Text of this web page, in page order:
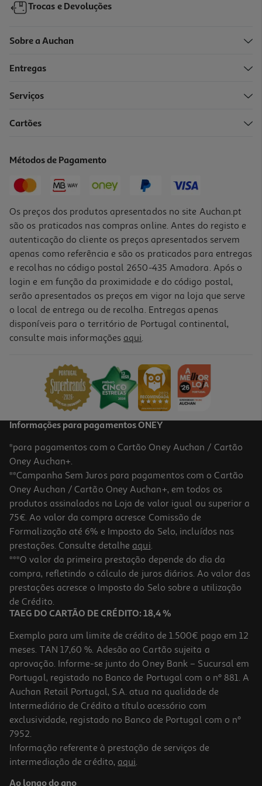
-25%
Price reduced from
23,00 €to
Promoção
-11%
Sérum Capilar Real Natura Pro-Lisos Anti Frizz 50ml
Price reduced from
-25%
Condicionador Soflow Nutrit Cab Encaracolado 400ml
12.73 €/Lt
Price reduced from
6,79 €to
5,09 €
Promoção
-25%
Condicionador Soflow Baixa Porosidade- Volume 400ml
Trocas e Devoluções
Sobre a Auchan
Entregas
Serviços
Cartões
Métodos de Pagamento
Os preços dos produtos apresentados no site Auchan.pt
são os praticados nas compras online. Antes do registo e
autenticação do cliente os preços apresentados servem
apenas como referência e são os praticados para entregas
e recolhas no código postal 2650-435 Amadora. Após o
login e em função da proximidade e do código postal,
serão apresentados os preços em vigor na loja que serve
o local de entrega ou de recolha. Entregas apenas
disponíveis para o território de Portugal continental,
consulte mais informações aqui.
Informações para pagamentos ONEY
*para pagamentos com o Cartão Oney Auchan / Cartão
Oney Auchan+.
**Campanha Sem Juros para pagamentos com o Cartão
Oney Auchan / Cartão Oney Auchan+, em todos os
produtos assinalados na Loja de valor igual ou superior a
75€. Ao valor da compra acresce Comissão de
Formalização até 6% e Imposto do Selo, incluídos nas
prestações. Consulte detalhe aqui.
***O valor da primeira prestação depende do dia da
compra, refletindo o cálculo de juros diários. Ao valor das
prestações acresce o Imposto do Selo sobre a utilização
de Crédito.
TAEG DO CARTÃO DE CRÉDITO: 18,4 %
Exemplo para um limite de crédito de 1.500€ pago em 12
meses. TAN 17,60 %. Adesão ao Cartão sujeita a
aprovação. Informe-se junto do Oney Bank – Sucursal em
Portugal, registado no Banco de Portugal com o nº 881. A
Auchan Retail Portugal, S.A. atua na qualidade de
Intermediário de Crédito a título acessório com
exclusividade, registado no Banco de Portugal com o nº
7952.
Informação referente à prestação de serviços de
intermediação de crédito, aqui.
Ao longo do ano